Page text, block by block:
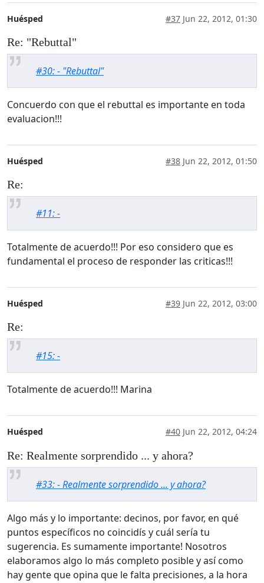
Huésped #37 Jun 22, 2012, 01:30
Re: "Rebuttal"
#30: - "Rebuttal"
Concuerdo con que el rebuttal es importante en toda
evaluacion!!!
Huésped #38 Jun 22, 2012, 01:50
Re:
#11: -
Totalmente de acuerdo!!! Por eso considero que es
fundamental el proceso de responder las criticas!!!
Huésped #39 Jun 22, 2012, 03:00
Re:
#15: -
Totalmente de acuerdo!!! Marina
Huésped #40 Jun 22, 2012, 04:24
Re: Realmente sorprendido ... y ahora?
#33: - Realmente sorprendido ... y ahora?
Algo más y lo importante: decinos, por favor, en qué
puntos específicos no coincidís y cuál sería tu
sugerencia. Es sumamente importante! Nosotros
elaboramos algo lo más completo posible y así como
hay gente que opina que le falta precisiones, a la hora